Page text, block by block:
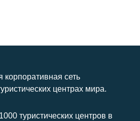
сеть
центрах мира.
туристических центров в